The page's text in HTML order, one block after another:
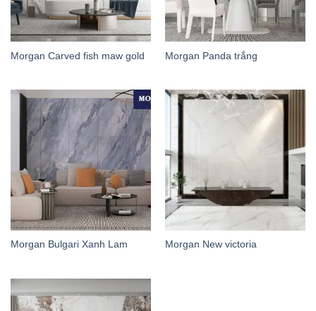
Morgan Carved fish maw gold Morgan Panda trắng
Morgan Bulgari Xanh Lam Morgan New victoria